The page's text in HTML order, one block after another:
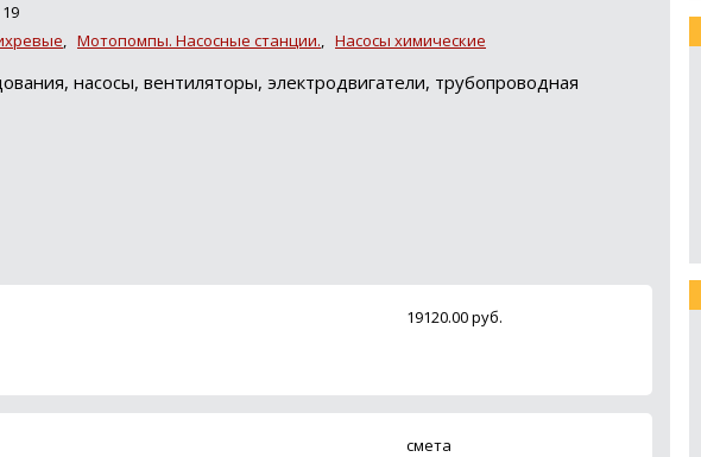
, Мотопомпы. Насосные станции., Насосы химические
насосы, вентиляторы, электродвигатели, трубопроводная
19120.00 руб.
смета